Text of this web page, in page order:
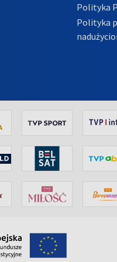
Polityka
Polityka